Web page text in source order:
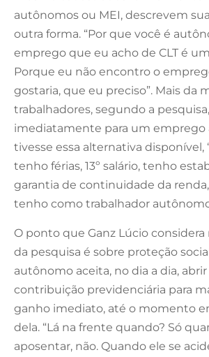
autônomos ou MEI, descrevem
outra forma. “Por que você é
emprego que eu acho de CLT é
Porque eu não encontro o
gostaria, que eu preciso”. Mais da
trabalhadores, segundo a
imediatamente para um emprego
tivesse essa alternativa disponível,
tenho férias, 13º salário, tenho
garantia de continuidade da
tenho como trabalhador
O ponto que Ganz Lúcio considera
da pesquisa é sobre proteção
autônomo aceita, no dia a dia,
contribuição previdenciária para
ganho imediato, até o momento
dela. “Lá na frente quando? Só
aposentar, não. Quando ele se